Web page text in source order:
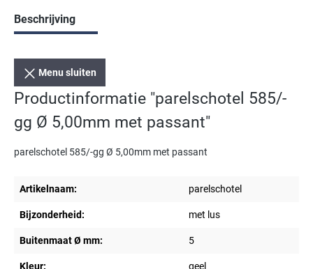
Beschrijving
Menu sluiten
Productinformatie "parelschotel 585/-
gg Ø 5,00mm met passant"
parelschotel 585/-gg Ø 5,00mm met passant
Artikelnaam: parelschotel
Bijzonderheid: met lus
Buitenmaat Ø mm: 5
Kleur: geel